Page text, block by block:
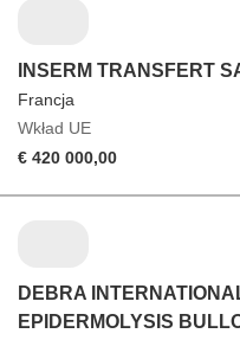
INSERM TRANSFERT
Francja
Wkład UE
€ 420 000,00
DEBRA
EPIDERMOLYSIS